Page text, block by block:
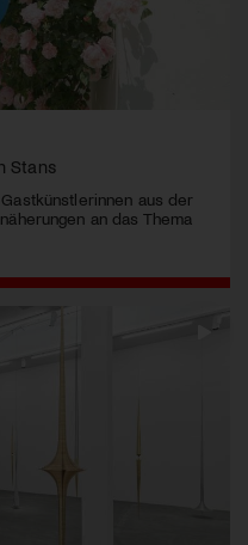
Stans
aus der
an das Thema